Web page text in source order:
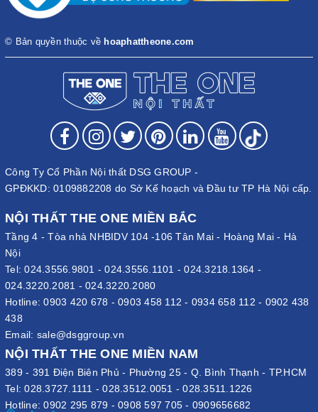
© Bản quyền thuộc về hoaphattheone.com
Công Ty Cổ Phần Nội thất DSG GROUP -
GPĐKKD: 0109882208 do Sở Kế hoạch và Đầu tư TP Hà Nội cấp.
NỘI THẤT THE ONE MIỀN BẮC
Tầng 4 - Tòa nhà NHBIDV 104 -106 Tân Mai - Hoàng Mai - Hà
Nội
Tel:024.3556.9801 -024.3556.1101 -024.3218.1364 -
024.3220.2081 - 024.3220.2080
Hotline:0903 420 678 - 0903 458 112 - 0934 658 112 - 0902 438
438
Email: sale@dsggroup.vn
NỘI THẤT THE ONE MIỀN NAM
389 - 391 Điện Biên Phủ - Phường 25 - Q. Bình Thạnh - TP.HCM
Tel:028.3727.1111 -028.3512.0051 -028.3511.1226
Hotline:0902 295 879 - 0908 597 705 - 0909656682